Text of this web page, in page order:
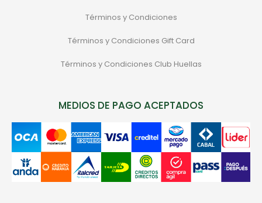
Términos y Condiciones
Términos y Condiciones Gift Card
Términos y Condiciones Club Huellas
MEDIOS DE PAGO ACEPTADOS